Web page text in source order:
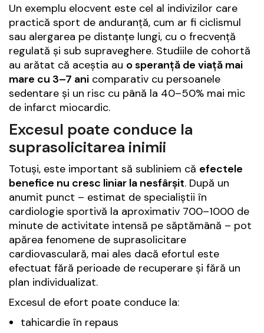
Un exemplu elocvent este cel al indivizilor care
practică sport de anduranță, cum ar fi ciclismul
sau alergarea pe distanțe lungi, cu o frecvență
regulată și sub supraveghere. Studiile de cohortă
au arătat că aceștia au o speranță de viață mai
mare cu 3–7 ani comparativ cu persoanele
sedentare și un risc cu până la 40–50% mai mic
de infarct miocardic.
Excesul poate conduce la
suprasolicitarea inimii
Totuși, este important să subliniem că efectele
benefice nu cresc liniar la nesfârșit. După un
anumit punct – estimat de specialiștii în
cardiologie sportivă la aproximativ 700–1000 de
minute de activitate intensă pe săptămână – pot
apărea fenomene de suprasolicitare
cardiovasculară, mai ales dacă efortul este
efectuat fără perioade de recuperare și fără un
plan individualizat.
Excesul de efort poate conduce la:
tahicardie în repaus